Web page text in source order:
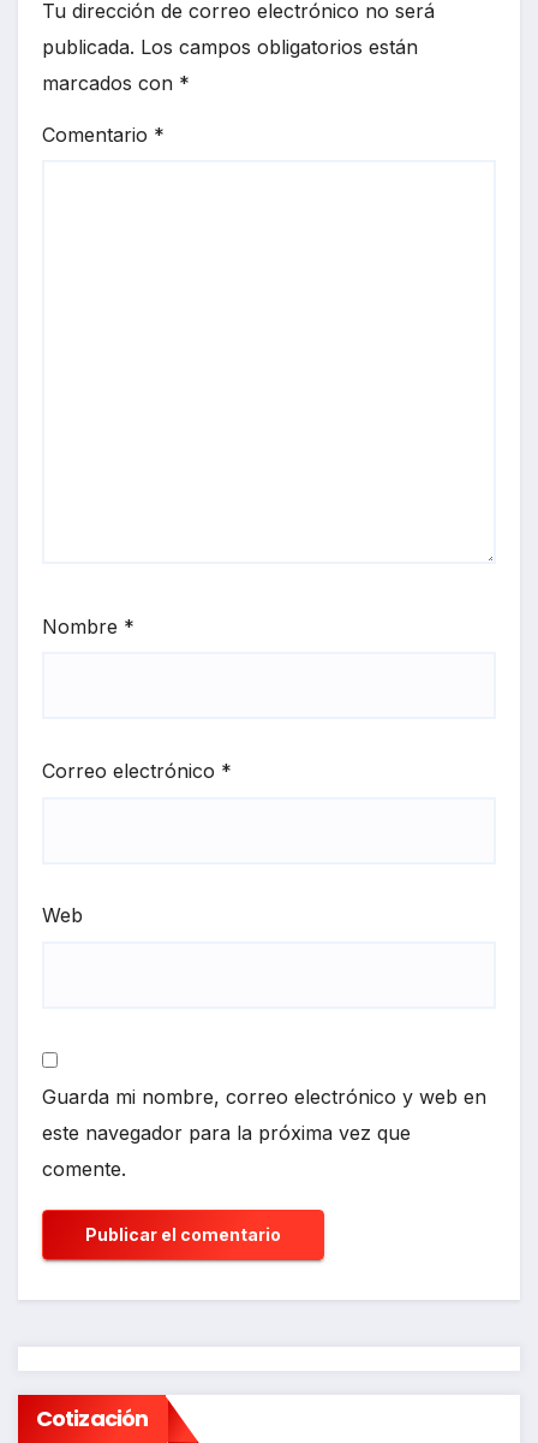
Tu dirección de correo electrónico no será
publicada. Los campos obligatorios están
marcados con *
Comentario *
Nombre *
Correo electrónico *
Web
Guarda mi nombre, correo electrónico y web en
este navegador para la próxima vez que
comente.
Cotización